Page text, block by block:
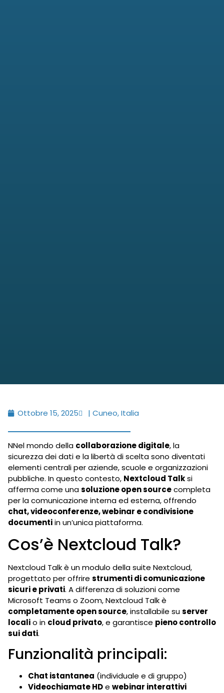
Ottobre 15, 2025 | Cuneo, Italia
NNel mondo della collaborazione digitale, la
sicurezza dei dati e la libertà di scelta sono diventati
elementi centrali per aziende, scuole e organizzazioni
pubbliche. In questo contesto, Nextcloud Talksi
afferma come unasoluzione open sourcecompleta
per la comunicazione interna ed esterna, offrendo
chat, videoconferenze, webinar e condivisione
documentiin un’unica piattaforma.
Cos’è Nextcloud Talk?
Nextcloud Talk è un modulo della suite Nextcloud,
progettato per offrire strumenti di comunicazione
sicuri e privati. A differenza di soluzioni come
Microsoft Teams o Zoom, Nextcloud Talk è
completamente open source, installabile suserver
localio in cloud privato, e garantisce pieno controllo
sui dati.
Funzionalità principali:
Chat istantanea (individuale e di gruppo)
Videochiamate HDe webinar interattivi